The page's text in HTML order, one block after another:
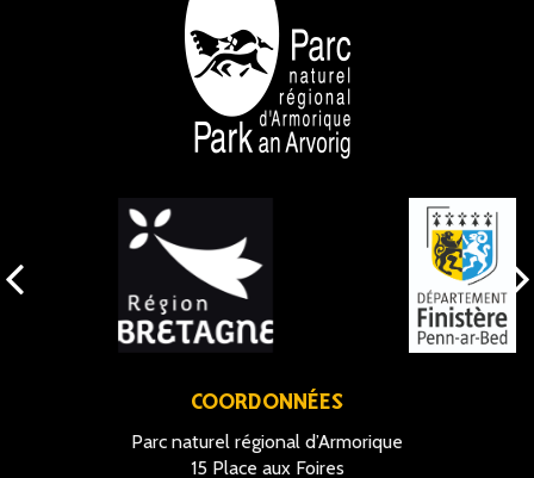
NOS PARTENAIRES
COORDONNÉES
Parc naturel régional d’Armorique
15 Place aux Foires